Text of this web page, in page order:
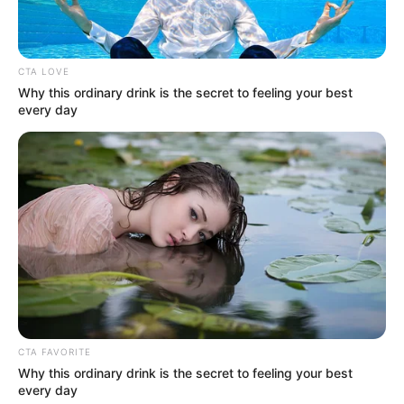
Carlos ‘el fabuloso Herrera’, Juan Manuel Arcila Ríos y
Óscar Arroyave.
Con sus letras alegres, jocosas, sarcásticas y a veces con
un doble sentido, muestran la alegría que representa a los
antioqueños. También tienen repertorios
románticos y reflexivos.
CTA LOVE
Why this ordinary drink is the secret to feeling your best
every day
CTA FAVORITE
Why this ordinary drink is the secret to feeling your best
every day